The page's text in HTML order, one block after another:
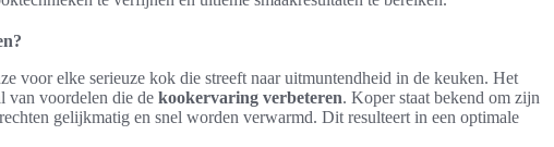
voor elke serieuze kok die streeft naar uitmuntendheid in de keuken. Het
van voordelen die de kookervaring verbeteren. Koper staat bekend om zijn
gelijkmatig en snel worden verwarmd. Dit resulteert in een optimale